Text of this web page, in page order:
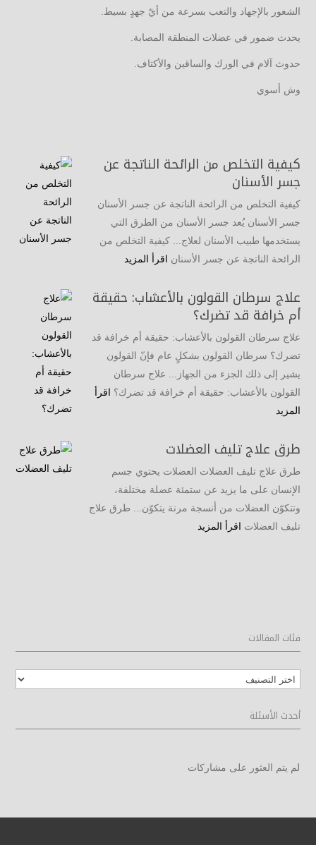
الشعور بالإجهاد والتعب بسرعة من أيّ جهدٍ بسيط.
يحدث ضمور في عضلات المنطقة المصابة.
حدوث آلام في الورك والساقين والأكتاف.
وش أسوي
كيفية التخلص من الرائحة الناتجة عن
جسر الأسنان
كيفية التخلص من الرائحة الناتجة عن جسر الأسنان
جسر الأسنان يُعد جسر الأسنان من الطرق التي
يستخدمها طبيب الأسنان لعلاج... كيفية التخلص من
الرائحة الناتجة عن جسر الأسنان اقرأ المزيد
علاج سرطان القولون بالأعشاب: حقيقة
أم خرافة قد تضرك؟
علاج سرطان القولون بالأعشاب: حقيقة أم خرافة قد
تضرك؟ سرطان القولون بشكلٍ عام فإنّ القولون
يشير إلى ذلك الجزء من الجهاز... علاج سرطان
القولون بالأعشاب: حقيقة أم خرافة قد تضرك؟ اقرأ
المزيد
طرق علاج تليف العضلات
طرق علاج تليف العضلات العضلات يحتوي جسم
الإنسان على ما يزيد عن ستمئة عضلة مختلفة،
وتتكوّن العضلات من أنسجة مرنة يتكوّن... طرق علاج
تليف العضلات اقرأ المزيد
فئات المقالات
فئات
المقالات
أحدث الأسئلة
لم يتم العثور على مشاركات